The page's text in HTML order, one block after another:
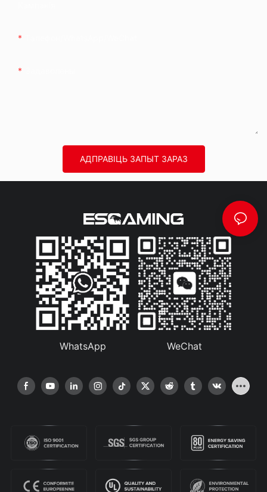
АДПРАВІЦЬ ЗАПЫТ ЗАРАЗ
WhatsApp WeChat